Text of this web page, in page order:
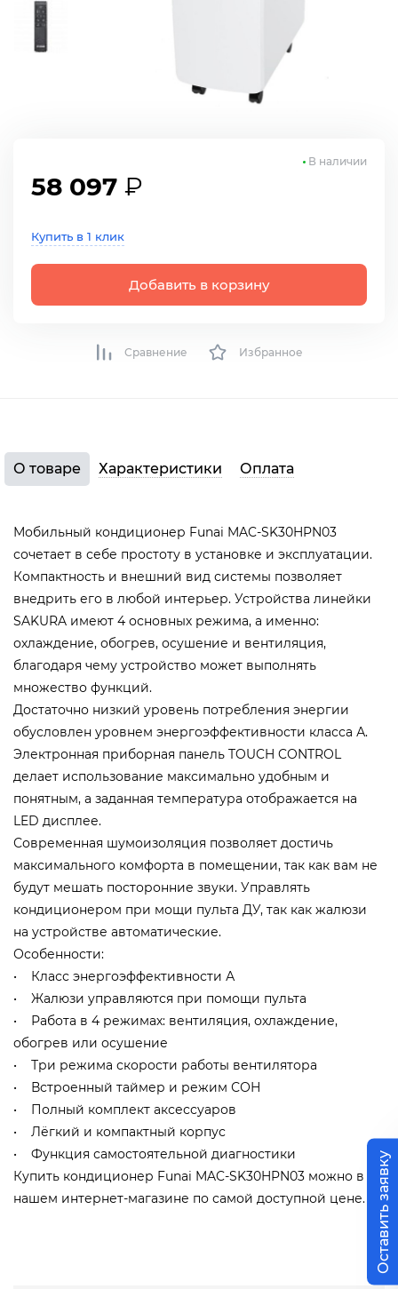
58 097 ₽
Купить в 1 клик
Добавить в корзину
В наличии
Сравнение Избранное
О товаре Характеристики Оплата
Мобильный кондиционер Funai MAC-SK30HPN03
сочетает в себе простоту в установке и эксплуатации.
Компактность и внешний вид системы позволяет
внедрить его в любой интерьер. Устройства линейки
SAKURA имеют 4 основных режима, а именно:
охлаждение, обогрев, осушение и вентиляция,
благодаря чему устройство может выполнять
множество функций.
Достаточно низкий уровень потребления энергии
обусловлен уровнем энергоэффективности класса А.
Электронная приборная панель TOUCH CONTROL
делает использование максимально удобным и
понятным, а заданная температура отображается на
LED дисплее.
Современная шумоизоляция позволяет достичь
максимального комфорта в помещении, так как вам не
будут мешать посторонние звуки. Управлять
кондиционером при мощи пульта ДУ, так как жалюзи
на устройстве автоматические.
Особенности:
• Класс энергоэффективности А
• Жалюзи управляются при помощи пульта
• Работа в 4 режимах: вентиляция, охлаждение,
обогрев или осушение
• Три режима скорости работы вентилятора
• Встроенный таймер и режим СОН
• Полный комплект аксессуаров
• Лёгкий и компактный корпус
• Функция самостоятельной диагностики
Купить кондиционер Funai MAC-SK30HPN03 можно в
нашем интернет-магазине по самой доступной цене.
Оставить заявку